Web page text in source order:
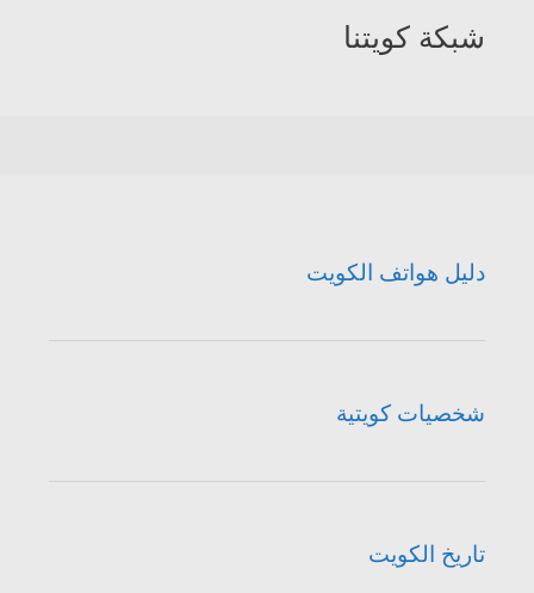
شبكة كويتنا
دليل هواتف الكويت
شخصيات كويتية
تاريخ الكويت